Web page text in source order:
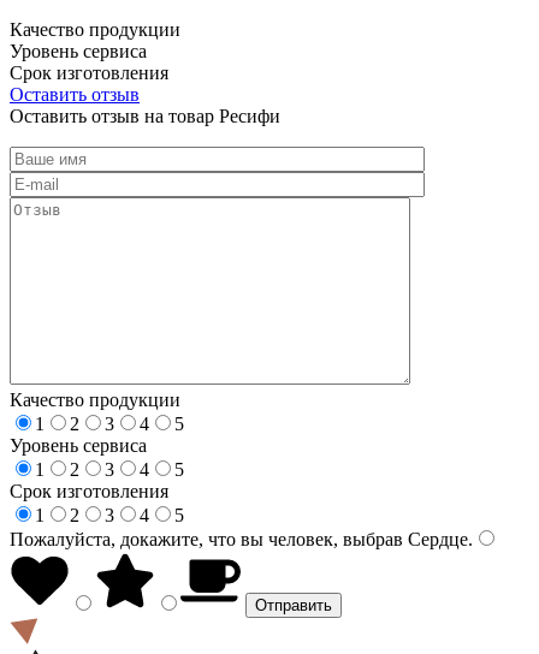
Качество продукции
Уровень сервиса
Срок изготовления
Оставить отзыв
Оставить отзыв на товар Ресифи
Качество продукции
1
2 3 4
5
Уровень сервиса
1
2 3 4
5
Срок изготовления
1
2 3 4
5
Пожалуйста, докажите, что вы человек, выбрав Сердце.